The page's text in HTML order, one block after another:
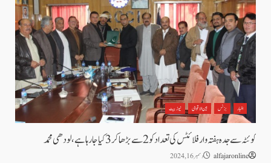
اخبار بزنس بین الاقوامی نیوز بیٹ
کوئٹہ سے جدہ ہفتہ وار فلائٹس کی تعداد کو 2سے بڑھا کر3کیا جا رہا ہے،لودھی محمد
alfajaronline دسمبر 16, 2024